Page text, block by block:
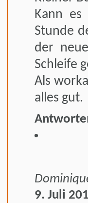
Kann
Stunde
der
Schleife
Als
alles gut.
9. Juli